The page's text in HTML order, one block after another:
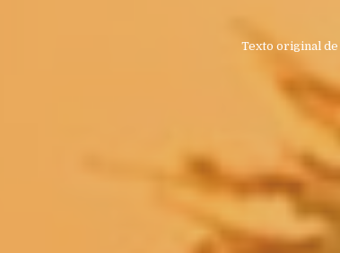
Texto original de